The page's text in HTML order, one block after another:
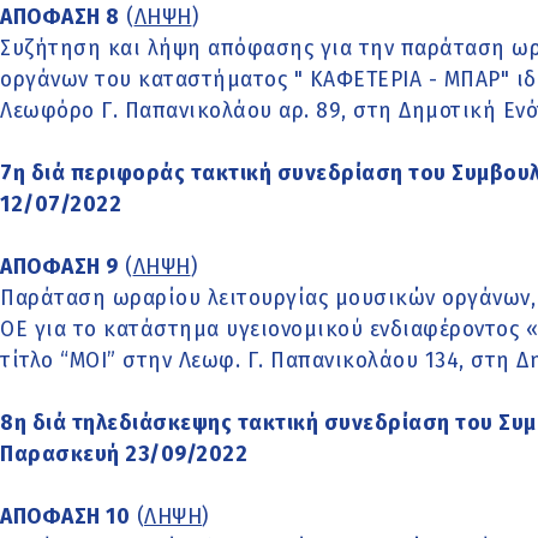
ΑΠΟΦΑΣΗ 8 (ΛΗΨΗ)
Συζήτηση και λήψη απόφασης για την παράταση
οργάνων του καταστήματος " ΚΑΦΕΤΕΡΙΑ - ΜΠΑΡ"
Λεωφόρο Γ. Παπανικολάου αρ. 89, στη Δημοτική
7η διά περιφοράς τακτική συνεδρίαση του
12/07/2022
ΑΠΟΦΑΣΗ 9 (ΛΗΨΗ)
Παράταση ωραρίου λειτουργίας μουσικών
ΟΕ για το κατάστημα υγειονομικού
τίτλο “MOI” στην Λεωφ. Γ. Παπανικολάου 134, στη
8η διά τηλεδιάσκεψης τακτική συνεδρίαση του
Παρασκευή 23/09/2022
ΑΠΟΦΑΣΗ 10 (ΛΗΨΗ)